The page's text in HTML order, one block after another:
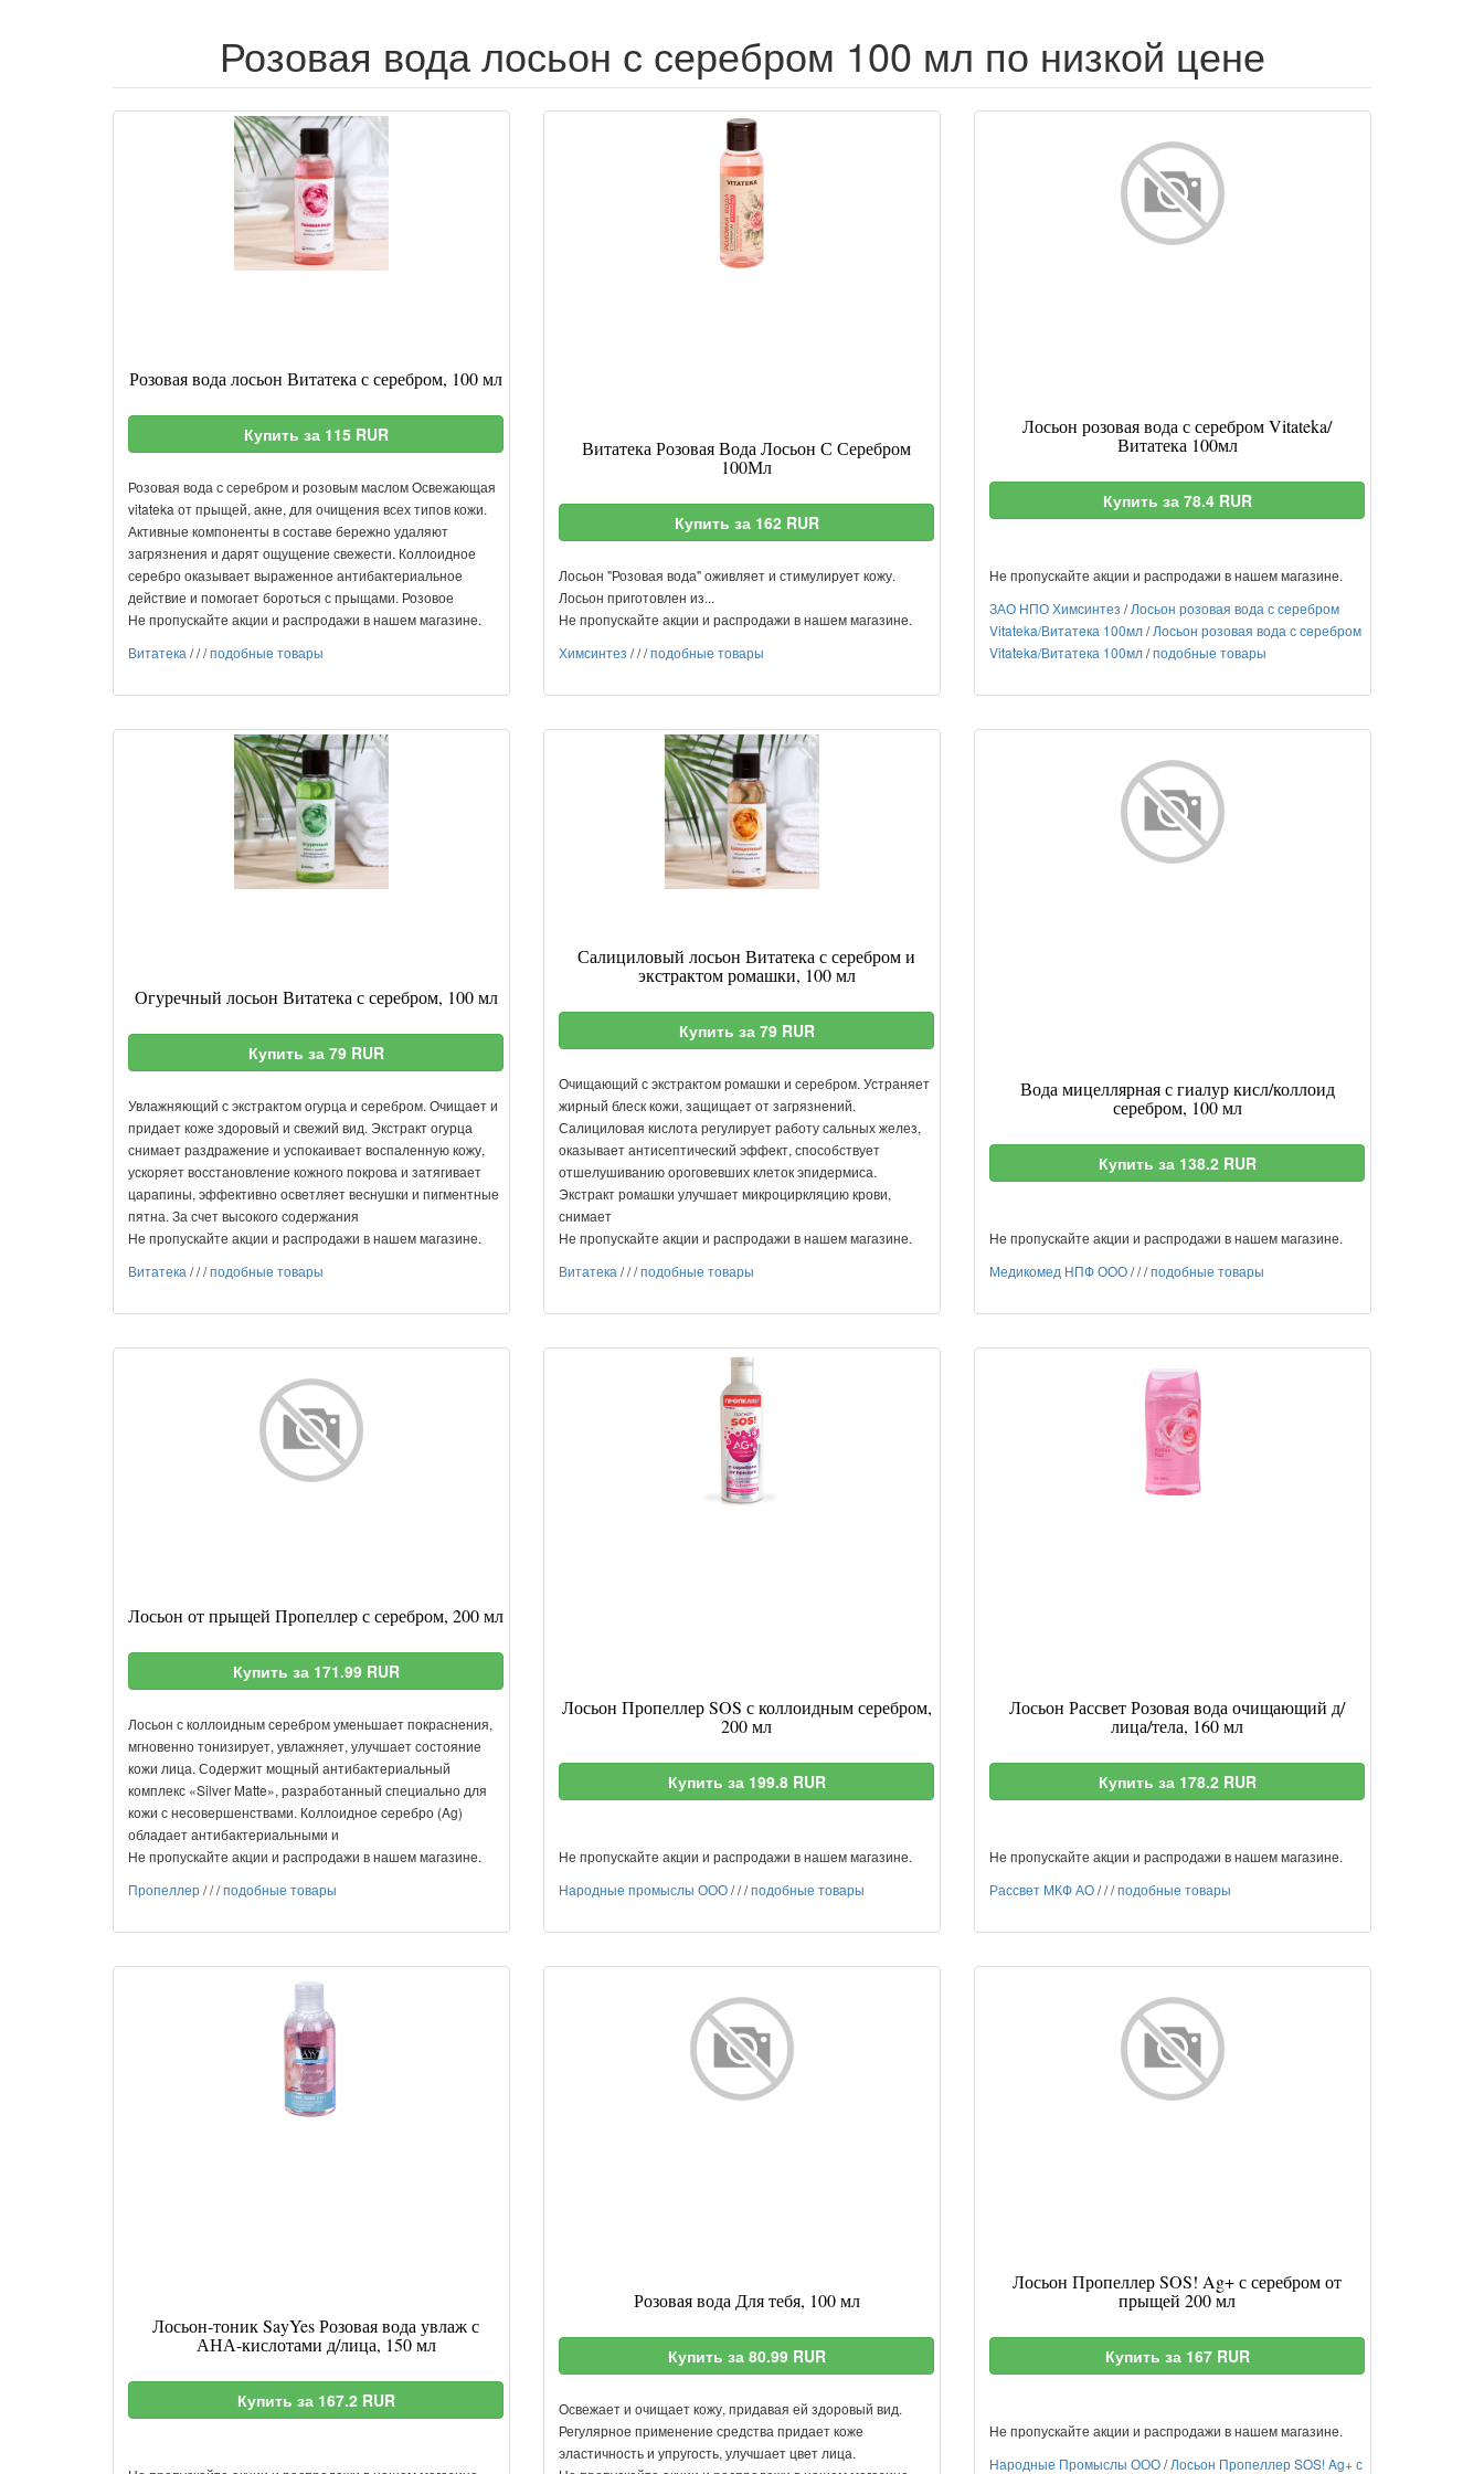
Розовая вода лосьон с серебром 100 мл по низкой цене
Розовая вода лосьон Витатека с серебром, 100 мл
Купить за 115 RUR
Розовая вода с серебром и розовым маслом Освежающая
vitateka от прыщей, акне, для очищения всех типов кожи.
Активные компоненты в составе бережно удаляют
загрязнения и дарят ощущение свежести. Коллоидное
серебро оказывает выраженное антибактериальное
действие и помогает бороться с прыщами. Розовое
Не пропускайте акции и распродажи в нашем магазине.
Витатека ///подобные товары
Витатека Розовая Вода Лосьон С Серебром
100Мл
Купить за 162 RUR
Лосьон "Розовая вода" оживляет и стимулирует кожу.
Лосьон приготовлен из...
Не пропускайте акции и распродажи в нашем магазине.
Химсинтез ///подобные товары
Лосьон розовая вода с серебром Vitateka/
Витатека 100мл
Купить за 78.4 RUR
Не пропускайте акции и распродажи в нашем магазине.
ЗАО НПО Химсинтез /Лосьон розовая вода с серебром
Vitateka/Витатека 100мл/Лосьон розовая вода с серебром
Vitateka/Витатека 100мл/подобные товары
Огуречный лосьон Витатека с серебром, 100 мл
Купить за 79 RUR
Увлажняющий с экстрактом огурца и серебром. Очищает и
придает коже здоровый и свежий вид. Экстракт огурца
снимает раздражение и успокаивает воспаленную кожу,
ускоряет восстановление кожного покрова и затягивает
царапины, эффективно осветляет веснушки и пигментные
пятна. За счет высокого содержания
Не пропускайте акции и распродажи в нашем магазине.
Витатека ///подобные товары
Салициловый лосьон Витатека с серебром и
экстрактом ромашки, 100 мл
Купить за 79 RUR
Очищающий с экстрактом ромашки и серебром. Устраняет
жирный блеск кожи, защищает от загрязнений.
Салициловая кислота регулирует работу сальных желез,
оказывает антисептический эффект, способствует
отшелушиванию ороговевших клеток эпидермиса.
Экстракт ромашки улучшает микроциркляцию крови,
снимает
Не пропускайте акции и распродажи в нашем магазине.
Витатека ///подобные товары
Вода мицеллярная с гиалур кисл/коллоид
серебром, 100 мл
Купить за 138.2 RUR
Не пропускайте акции и распродажи в нашем магазине.
Медикомед НПФ ООО///подобные товары
Лосьон от прыщей Пропеллер с серебром, 200 мл
Купить за 171.99 RUR
Лосьон с коллоидным серебром уменьшает покраснения,
мгновенно тонизирует, увлажняет, улучшает состояние
кожи лица. Содержит мощный антибактериальный
комплекс «Silver Matte», разработанный специально для
кожи с несовершенствами. Коллоидное серебро (Ag)
обладает антибактериальными и
Не пропускайте акции и распродажи в нашем магазине.
Пропеллер///подобные товары
Лосьон Пропеллер SOS с коллоидным серебром,
200 мл
Купить за 199.8 RUR
Не пропускайте акции и распродажи в нашем магазине.
Народные промыслы ООО///подобные товары
Лосьон Рассвет Розовая вода очищающий д/
лица/тела, 160 мл
Купить за 178.2 RUR
Не пропускайте акции и распродажи в нашем магазине.
Рассвет МКФ АО///подобные товары
Лосьон-тоник SayYes Розовая вода увлаж с
АНА-кислотами д/лица, 150 мл
Купить за 167.2 RUR
Розовая вода Для тебя, 100 мл
Купить за 80.99 RUR
Освежает и очищает кожу, придавая ей здоровый вид.
Регулярное применение средства придает коже
эластичность и упругость, улучшает цвет лица.
Лосьон Пропеллер SOS! Ag+ с серебром от
прыщей 200 мл
Купить за 167 RUR
Не пропускайте акции и распродажи в нашем магазине.
Народные Промыслы ООО/Лосьон Пропеллер SOS! Ag+ с